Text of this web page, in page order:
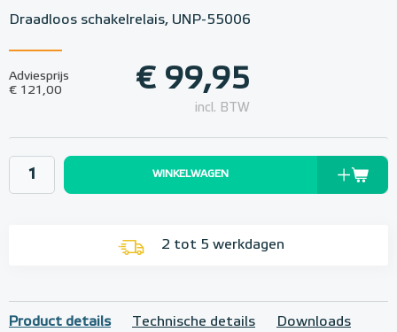
Draadloos schakelrelais, UNP-55006
Adviesprijs
€ 121,00
€ 99,95
incl. BTW
WINKELWAGEN
2 tot 5 werkdagen
Product details Technische details Downloads